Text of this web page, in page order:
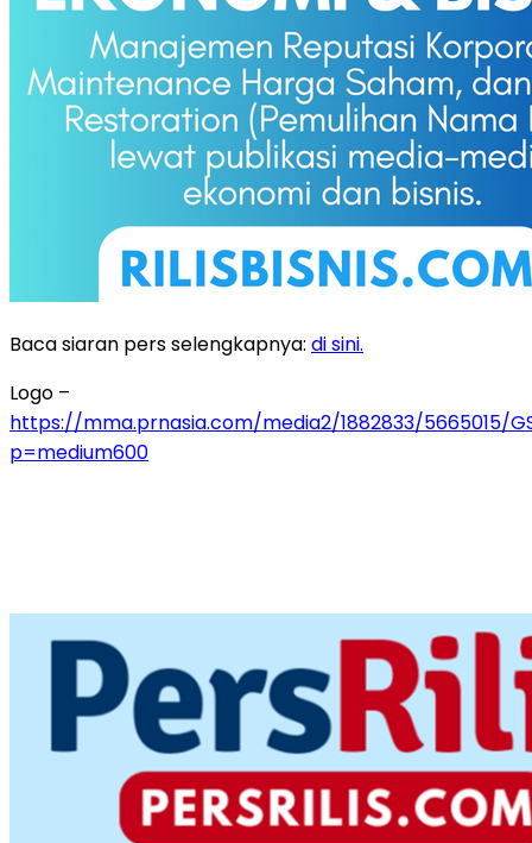
Baca siaran pers selengkapnya: di sini.
Logo –
https://mma.prnasia.com/media2/1882833/5665015/
p=medium600